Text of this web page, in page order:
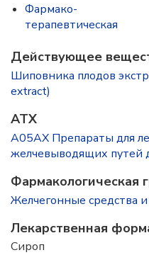
Фармако-
терапевтическая
Действующее
Шиповника плодов
extract)
ATX
A05AX Препараты для
желчевыводящих путей
Фармакологическая
Желчегонные средства
Лекарственная
Сироп